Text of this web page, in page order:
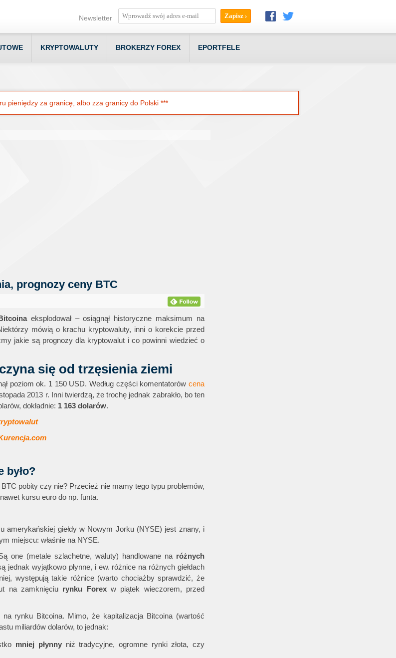
Newsletter
KRYPTOWALUTY BROKERZY FOREX EPORTFELE
pieniędzy za granicę, albo zza granicy do Polski ***
prognozy ceny BTC
eksplodował – osiągnął historyczne maksimum na
mówią o krachu kryptowaluty, inni o korekcie przed
jakie są prognozy dla kryptowalut i co powinni wiedzieć o
się od trzęsienia ziemi
poziom ok. 1 150 USD. Według części komentatorów cena
2013 r. Inni twierdzą, że trochę jednak zabrakło, bo ten
dokładnie: 1 163 dolarów.
było?
pobity czy nie? Przecież nie mamy tego typu problemów,
kursu euro do np. funta.
giełdy w Nowym Jorku (NYSE) jest znany, i
miejscu: właśnie na NYSE.
one (metale szlachetne, waluty) handlowane na różnych
jednak wyjątkowo płynne, i ew. różnice na różnych giełdach
występują takie różnice (warto chociażby sprawdzić, że
na zamknięciu rynku Forexw piątek wieczorem, przed
rynku Bitcoina. Mimo, że kapitalizacja Bitcoina (wartość
miliardów dolarów, to jednak:
mniej płynnyniż tradycyjne, ogromne rynki złota, czy